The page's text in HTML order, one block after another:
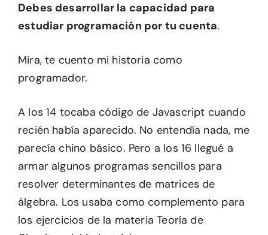
Debes desarrollar la capacidad para
estudiar programación por tu cuenta.
Mira, te cuento mi historia como
programador.
A los 14 tocaba código de Javascript cuando
recién había aparecido. No entendía nada, me
parecía chino básico. Pero a los 16 llegué a
armar algunos programas sencillos para
resolver determinantes de matrices de
álgebra. Los usaba como complemento para
los ejercicios de la materia Teoría de